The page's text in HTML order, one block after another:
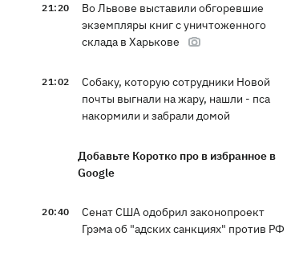
21:20
Во Львове выставили обгоревшие
экземпляры книг с уничтоженного
склада в Харькове
21:02
Собаку, которую сотрудники Новой
почты выгнали на жару, нашли - пса
накормили и забрали домой
Добавьте Коротко про в избранное в
Google
20:40
Сенат США одобрил законопроект
Грэма об "адских санкциях" против РФ